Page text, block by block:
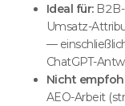
Ideal für:B2B-
Umsatz-
—
ChatGPT-
Nicht
AEO-Arbeit